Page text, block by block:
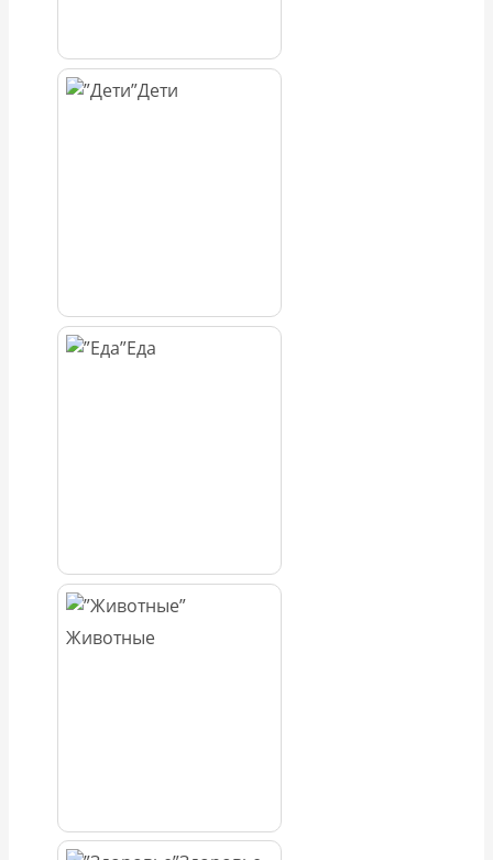
Дети
Еда
Животные